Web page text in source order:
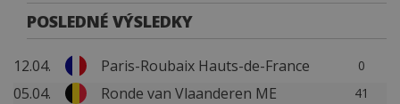
POSLEDNÉ VÝSLEDKY
12.04. Paris-Roubaix Hauts-de-France 0
05.04. Ronde van Vlaanderen ME 41